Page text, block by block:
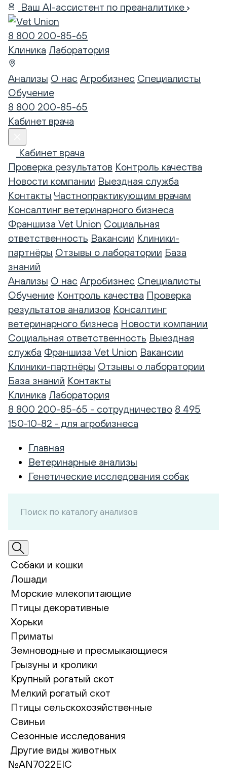
Ваш AI-ассистент по преаналитике
8 800 200-85-65
Клиника Лаборатория
Анализы О нас Агробизнес Специалисты
Обучение
8 800 200-85-65
Кабинет врача
Кабинет врача
Проверка результатов Контроль качества
Новости компании Выездная служба
Контакты Частнопрактикующим врачам
Консалтинг ветеринарного бизнеса
Франшиза Vet Union Социальная
ответственность Вакансии Клиники-
партнёры Отзывы о лаборатории База
знаний
Анализы О нас Агробизнес Специалисты
Обучение Контроль качества Проверка
результатов анализов Консалтинг
ветеринарного бизнеса Новости компании
Социальная ответственность Выездная
служба Франшиза Vet Union Вакансии
Клиники-партнёры Отзывы о лаборатории
База знаний Контакты
Клиника Лаборатория
8 800 200-85-65 - сотрудничество 8 495
150-10-82 - для агробизнеса
Главная
Ветеринарные анализы
Генетические исследования собак
Собаки и кошки
Лошади
Морские млекопитающие
Птицы декоративные
Хорьки
Приматы
Земноводные и пресмыкающиеся
Грызуны и кролики
Крупный рогатый скот
Мелкий рогатый скот
Птицы сельскохозяйственные
Свиньи
Сезонные исследования
Другие виды животных
№AN7022EIC